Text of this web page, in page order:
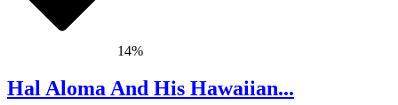
14%
Hal Aloma And His Hawaiian...